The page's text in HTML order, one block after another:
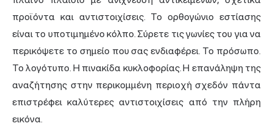
προϊόντα και αντιστοιχίσεις. Το ορθογώνιο εστίασης
είναι το υποτιμημένο κόλπο. Σύρετε τις γωνίες του για να
περικόψετε το σημείο που σας ενδιαφέρει. Το πρόσωπο.
Το λογότυπο. Η πινακίδα κυκλοφορίας. Η επανάληψη της
αναζήτησης στην περικομμένη περιοχή σχεδόν πάντα
επιστρέφει καλύτερες αντιστοιχίσεις από την πλήρη
εικόνα.